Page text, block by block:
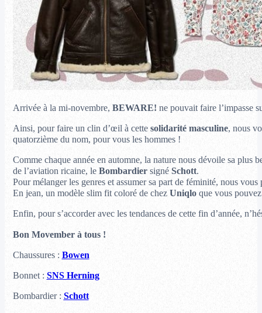
Arrivée à la mi-novembre, BEWARE! ne pouvait faire l’impasse
Ainsi, pour faire un clin d’œil à cette solidarité masculine, nous
quatorzième du nom, pour vous les hommes !
Comme chaque année en automne, la nature nous dévoile sa plus
de l’aviation ricaine, le Bombardiersigné Schott.
Pour mélanger les genres et assumer sa part de féminité, nous
En jean, un modèle slim fit coloré de chez Uniqloque vous
Enfin, pour s’accorder avec les tendances de cette fin d’année,
Bon Movember à tous !
Chaussures : Bowen
Bonnet : SNS Herning
Bombardier : Schott